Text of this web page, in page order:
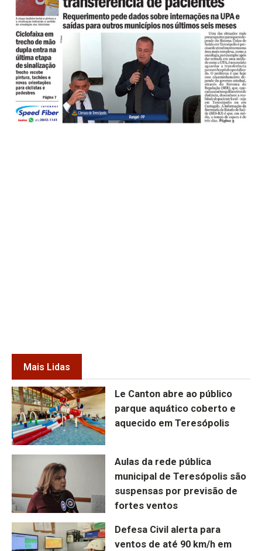
Mais Lidas
Le Canton abre ao público
parque aquático coberto e
aquecido em Teresópolis
Aulas da rede pública
municipal de Teresópolis são
suspensas por previsão de
fortes ventos
Defesa Civil alerta para
ventos de até 90 km/h em